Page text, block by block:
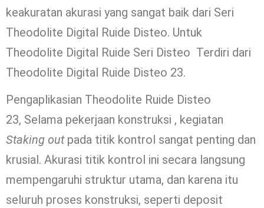
keakuratan akurasi yang sangat baik dari Seri
Theodolite Digital Ruide Disteo. Untuk
Theodolite Digital Ruide Seri Disteo Terdiri dari
Theodolite Digital Ruide Disteo 23.
Pengaplikasian Theodolite Ruide Disteo
23, Selama pekerjaan konstruksi , kegiatan
Staking outpada titik kontrol sangat penting dan
krusial. Akurasi titik kontrol ini secara langsung
mempengaruhi struktur utama, dan karena itu
seluruh proses konstruksi, seperti deposit